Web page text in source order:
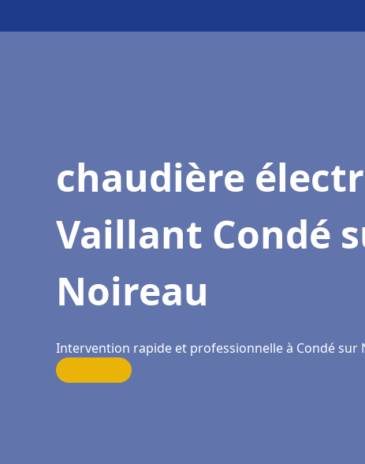
chaudière
Vaillant Condé
Noireau
Intervention rapide et professionnelle à Condé sur